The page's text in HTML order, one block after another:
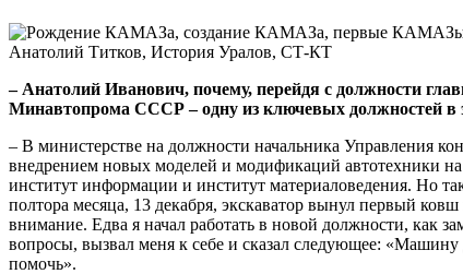
– Анатолий Иванович, почему, перейдя с должности
Минавтопрома СССР – одну из ключевых должностей в
– В министерстве на должности начальника Управления
внедрением новых моделей и модификаций автотехники
институт информации и институт материаловедения. Но
полтора месяца, 13 декабря, экскаватор вынул первый
внимание. Едва я начал работать в новой должности, как
вопросы, вызвал меня к себе и сказал следующее:
помочь».